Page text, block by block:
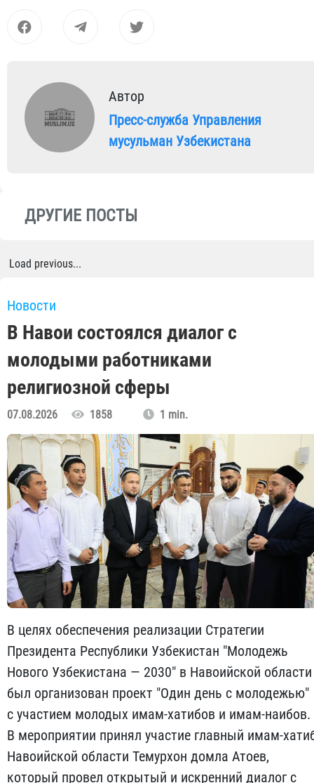
Автор
Пресс-служба Управления
мусульман Узбекистана
ДРУГИЕ ПОСТЫ
Load previous...
Новости
В Навои состоялся диалог с
молодыми работниками
религиозной сферы
07.08.2026 1858 1 min.
В целях обеспечения реализации Стратегии
Президента Республики Узбекистан "Молодежь
Нового Узбекистана — 2030" в Навоийской области
был организован проект "Один день с молодежью"
с участием молодых имам-хатибов и имам-наибов.
В мероприятии принял участие главный имам-
Навоийской области Темурхон домла Атоев,
который провел открытый и искренний диалог с